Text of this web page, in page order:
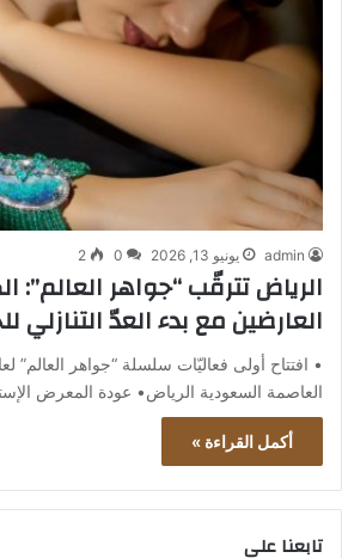
admin يونيو 13, 2026 0
2
الرياض تترقّب “جواهر
العارضين مع بدء العدّ التنازلي
العاصمة السعودية الرياض• عودة المعرض
أكمل القراءة »
تابعنا على